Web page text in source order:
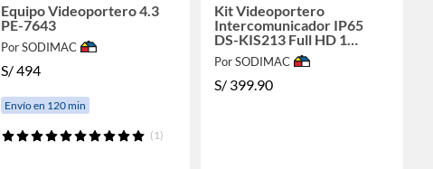
Equipo Videoportero 4.3
PE-7643
Por SODIMAC
S/494
Envío en 120 min
(1)
Kit Videoportero
Intercomunicador IP65
DS-KIS213 Full HD 1
Pantalla LCD 7
Por SODIMAC
S/ 399.90